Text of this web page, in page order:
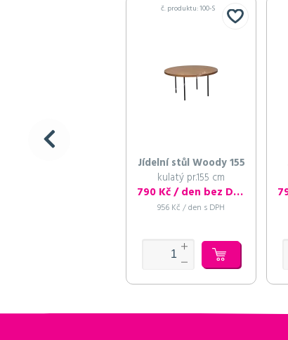
č. produktu: 100-S
Jídelní stůl Woody 155
kulatý pr.155 cm
790 Kč / den bez DPH
956 Kč / den s DPH